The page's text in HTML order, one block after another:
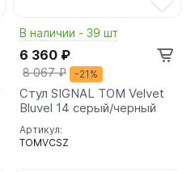
В наличии - 39 шт
6 360 ₽
8 067 ₽ -21%
Стул SIGNAL TOM Velvet
Bluvel 14 серый/черный
Артикул:
TOMVCSZ